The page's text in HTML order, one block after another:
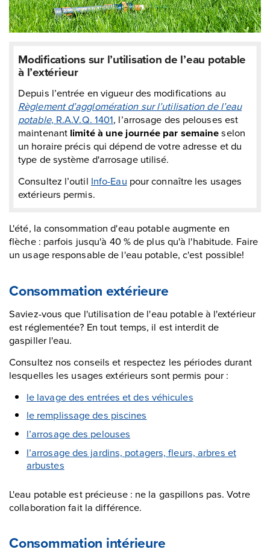
Modifications sur l’utilisation de l’eau potable
à l’extérieur
Depuis l’entrée en vigueur des modifications au
Règlement d’agglomération sur l’utilisation de l’eau
potable, R.A.V.Q. 1401, l’arrosage des pelouses est
maintenant limité à une journée par semaineselon
un horaire précis qui dépend de votre adresse et du
type de système d'arrosage utilisé.
Consultez l’outil Info-Eau pour connaître les usages
extérieurs permis.
L'été, la consommation d'eau potable augmente en
flèche : parfois jusqu'à 40 % de plus qu'à l'habitude. Faire
un usage responsable de l'eau potable, c'est possible!
Consommation extérieure
Saviez-vous que l'utilisation de l'eau potable à l'extérieur
est réglementée? En tout temps, il est interdit de
gaspiller l'eau.
Consultez nos conseils et respectez les périodes durant
lesquelles les usages extérieurs sont permis pour :
le lavage des entrées et des véhicules
le remplissage des piscines
l’arrosage des pelouses
l’arrosage des jardins, potagers, fleurs, arbres et
arbustes
L'eau potable est précieuse : ne la gaspillons pas. Votre
collaboration fait la différence.
Consommation intérieure